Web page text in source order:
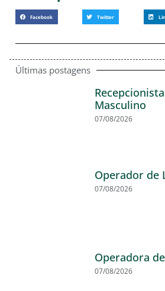
Facebook Twitter
Últimas postagens
Masculino
07/08/2026
Operador de
07/08/2026
Operadora
07/08/2026